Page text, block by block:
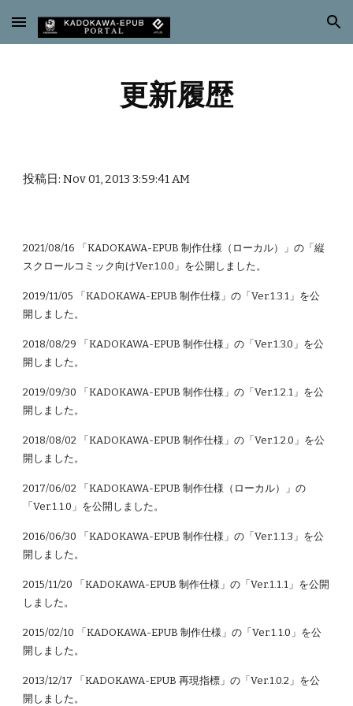
Skip to main content Skip to navigation
更新履歴
投稿日: Nov 01, 2013 3:59:41 AM
2021/08/16 「KADOKAWA-EPUB 制作仕様（ローカル）」の「縦
スクロールコミック向けVer.1.0.0」を公開しました。
2019/11/05 「KADOKAWA-EPUB 制作仕様」の「Ver.1.3.1」を公
開しました。
2018/08/29 「KADOKAWA-EPUB 制作仕様」の「Ver.1.3.0」を公
開しました。
2019/09/30 「KADOKAWA-EPUB 制作仕様」の「Ver.1.2.1」を公
開しました。
2018/08/02 「KADOKAWA-EPUB 制作仕様」の「Ver.1.2.0」を公
開しました。
2017/06/02 「KADOKAWA-EPUB 制作仕様（ローカル）」の
「Ver.1.1.0」を公開しました。
2016/06/30 「KADOKAWA-EPUB 制作仕様」の「Ver.1.1.3」を公
開しました。
2015/11/20 「KADOKAWA-EPUB 制作仕様」の「Ver.1.1.1」を公開
しました。
2015/02/10 「KADOKAWA-EPUB 制作仕様」の「Ver.1.1.0」を公
開しました。
2013/12/17 「KADOKAWA-EPUB 再現指標」の「Ver.1.0.2」を公
開しました。